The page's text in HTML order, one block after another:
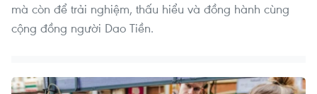
mà còn để trải nghiệm, thấu hiểu và đồng hành cùng
cộng đồng người Dao Tiền.